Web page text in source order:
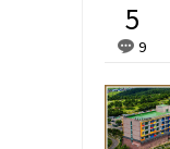
9